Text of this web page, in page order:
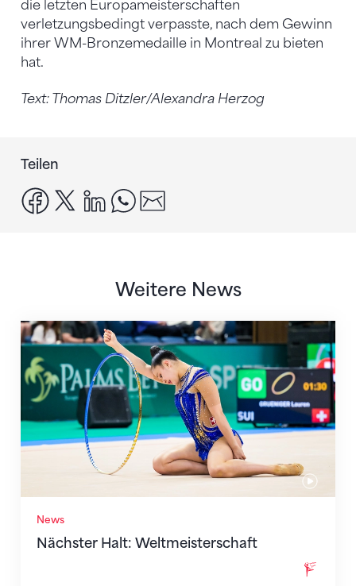
die letzten Europameisterschaften
verletzungsbedingt verpasste, nach dem Gewinn
ihrer WM-Bronzemedaille in Montreal zu bieten
hat.
Text: Thomas Ditzler/Alexandra Herzog
Teilen
facebook
x linkedinwhatsapp
Weitere News
News
Nächster Halt: Weltmeisterschaft
Nächster Halt: Weltmeisterschaft